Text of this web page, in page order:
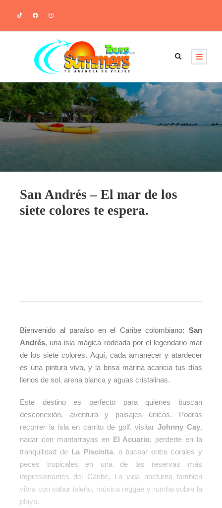
San Andrés – El mar de los
siete colores te espera.
Bienvenido al paraíso en el Caribe colombiano: San
Andrés, una isla mágica rodeada por el legendario mar
de los siete colores. Aquí, cada amanecer y atardecer
es una pintura viva, y la brisa marina acaricia tus días
llenos de sol, arena blanca y aguas cristalinas.
Este destino es perfecto para quienes buscan
desconexión, aventura y paisajes únicos. Podrás
recorrer la isla en carrito de golf, visitarJohnny Cay,
nadar con mantarrayas en El Acuario, perderte en la
tranquilidad de La Piscinita, o bucear entre corales y
peces tropicales en una de las reservas más
impresionantes del Caribe. La vida nocturna también
vibra con sabor isleño, música reggae y rumba sobre la
playa.